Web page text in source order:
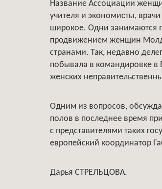
Название Ассоциации
учителя и экономисты,
широкое. Одни занимаются
продвижением женщин
странами. Так, недавно
побывала в командировке в
женских
Одним из вопросов,
полов в последнее время
с представителями таких
европейский координатор
Дарья СТРЕЛЬЦОВА.